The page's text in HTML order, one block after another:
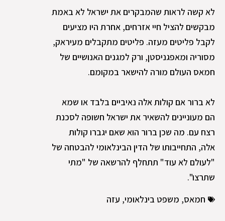
לא קשה לראות שהמבקרים את ישראל לא באמת
מבקשים להציל חיי אזרחים, אחרת היו מציעים
לקבל פליטים מעזה. פליטים מתקבלים מעיראק,
מסוריה ומאפגניסטן, ורק למגנים האנושיים של
חמאס העולם מורה להישאר במקומם.
לא ברור אם קולות אלה נאיביים בלבד או שמא
הם מעוניינים להשאיר את ישראל חשופה לסכנת
רצח עם. מה שכן ברור הוא שאם יגברו קולות
אלה, התחייבותו של הדין הבינלאומי להבטחה של
"לעולם לא עוד" תתחלף להרשאה של "מתי
שתרצו".
חמאס, משפט בינלאומי, עזה